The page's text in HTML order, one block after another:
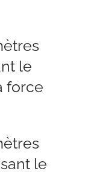
le
force
le